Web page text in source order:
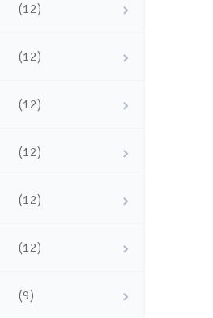
(12)
(12)
(12)
(12)
(12)
(12)
(9)